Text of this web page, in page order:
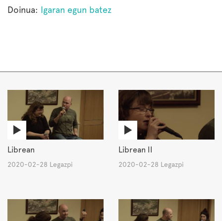
Doinua: Igaran egun batez
Librean
2020-02-28 Legazpi
Librean II
2020-02-28 Legazpi